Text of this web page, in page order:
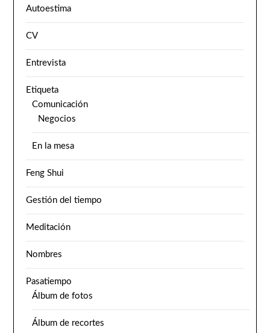
Autoestima
CV
Entrevista
Etiqueta
Comunicación
Negocios
En la mesa
Feng Shui
Gestión del tiempo
Meditación
Nombres
Pasatiempo
Álbum de fotos
Álbum de recortes